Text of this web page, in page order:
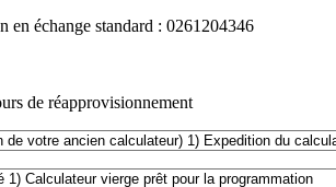
en échange standard : 0261204346
de réapprovisionnement